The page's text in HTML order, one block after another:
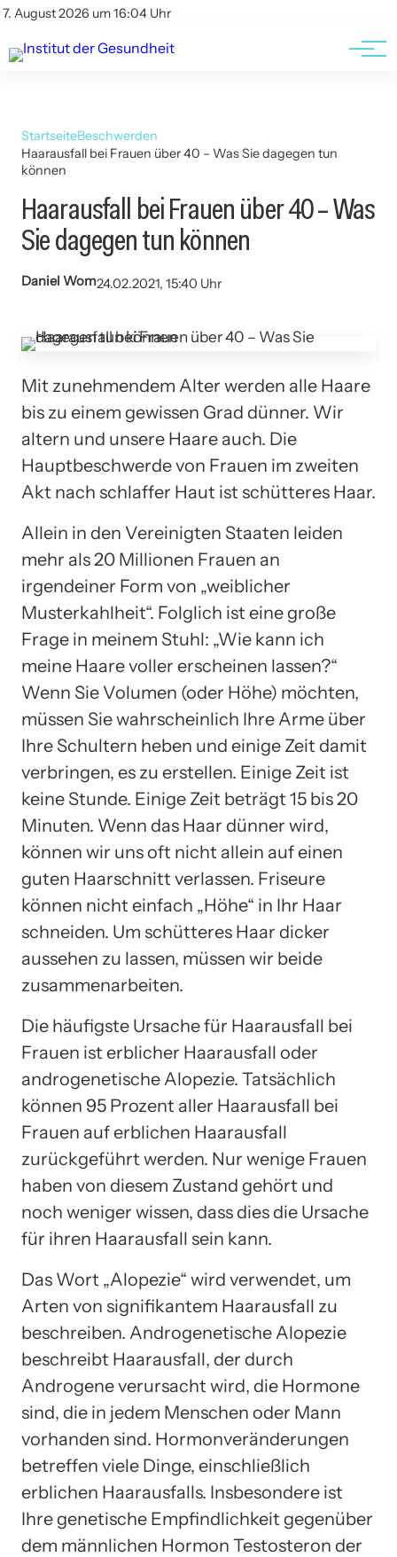
7. August 2026 um 16:04 Uhr
Kontakt
Kontakt
AGBs
StartseiteBeschwerden
Haarausfall bei Frauen über 40 – Was Sie dagegen tun
können
Haarausfall bei Frauen über 40 – Was
Sie dagegen tun können
Daniel Wom24.02.2021, 15:40 Uhr
Mit zunehmendem Alter werden alle Haare
bis zu einem gewissen Grad dünner. Wir
altern und unsere Haare auch. Die
Hauptbeschwerde von Frauen im zweiten
Akt nach schlaffer Haut ist schütteres Haar.
Allein in den Vereinigten Staaten leiden
mehr als 20 Millionen Frauen an
irgendeiner Form von „weiblicher
Musterkahlheit“. Folglich ist eine große
Frage in meinem Stuhl: „Wie kann ich
meine Haare voller erscheinen lassen?“
Wenn Sie Volumen (oder Höhe) möchten,
müssen Sie wahrscheinlich Ihre Arme über
Ihre Schultern heben und einige Zeit damit
verbringen, es zu erstellen. Einige Zeit ist
keine Stunde. Einige Zeit beträgt 15 bis 20
Minuten. Wenn das Haar dünner wird,
können wir uns oft nicht allein auf einen
guten Haarschnitt verlassen. Friseure
können nicht einfach „Höhe“ in Ihr Haar
schneiden. Um schütteres Haar dicker
aussehen zu lassen, müssen wir beide
zusammenarbeiten.
Die häufigste Ursache für Haarausfall bei
Frauen ist erblicher Haarausfall oder
androgenetische Alopezie. Tatsächlich
können 95 Prozent aller Haarausfall bei
Frauen auf erblichen Haarausfall
zurückgeführt werden. Nur wenige Frauen
haben von diesem Zustand gehört und
noch weniger wissen, dass dies die Ursache
für ihren Haarausfall sein kann.
Das Wort „Alopezie“ wird verwendet, um
Arten von signifikantem Haarausfall zu
beschreiben. Androgenetische Alopezie
beschreibt Haarausfall, der durch
Androgene verursacht wird, die Hormone
sind, die in jedem Menschen oder Mann
vorhanden sind. Hormonveränderungen
betreffen viele Dinge, einschließlich
erblichen Haarausfalls. Insbesondere ist
Ihre genetische Empfindlichkeit gegenüber
dem männlichen Hormon Testosteron der